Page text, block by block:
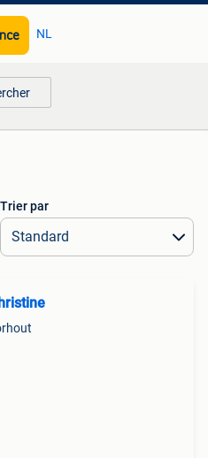
NL
Trier par